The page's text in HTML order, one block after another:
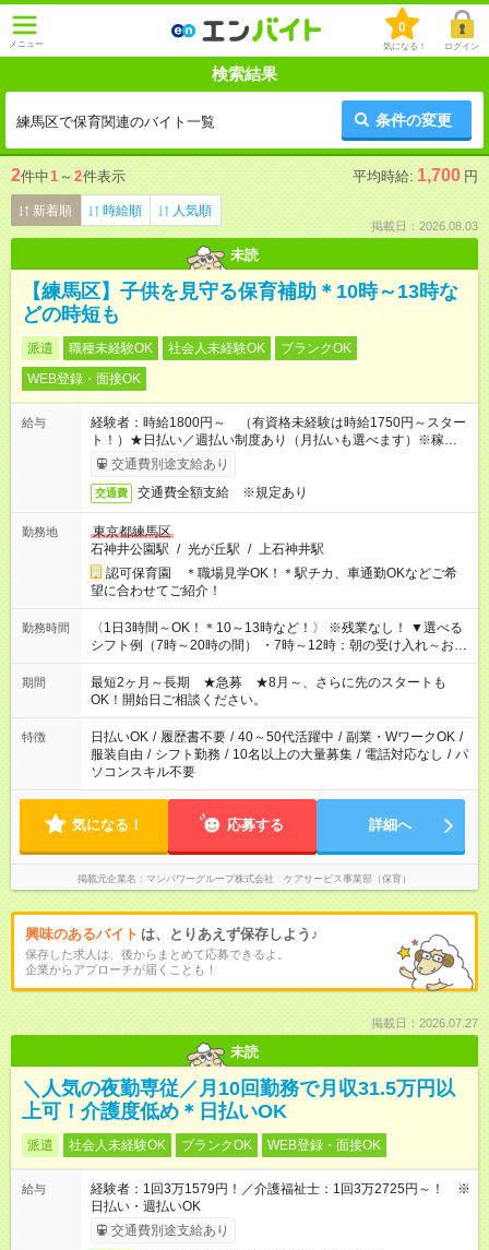
メニュー
0
気になる！ ログイン
検索結果
練馬区で保育関連のバイト一覧 条件の変更
2件中1 ～ 2件表示 平均時給: 1,700 円
新着順 時給順 人気順
掲載日：2026.08.03
未読
【練馬区】子供を見守る保育補助＊10時～13時な
どの時短も
派遣 職種未経験OK 社会人未経験OK
ブランクOK
WEB登録・面接OK
給与
経験者：時給1800円～ （有資格未経験は時給1750円～スター
ト！）★日払い／週払い制度あり（月払いも選べます）※稼働開
始時は手続き完了次第のお支払いとなります★フルタイムできる
方は100円アップ！
交通費別途支給あり
交通費 交通費全額支給 ※規定あり
勤務地
東京都練馬区
石神井公園駅 / 光が丘駅 / 上石神井駅
認可保育園 ＊職場見学OK！＊駅チカ、車通勤OKなどご希
望に合わせてご紹介！
勤務時間
〈1日3時間～OK！＊10～13時など！〉 ※残業なし！ ▼選べる
シフト例（7時～20時の間） ・7時～12時：朝の受け入れ～お昼
の準備 ・10時～13時：園児の見守り～お昼の補助 ・9時～16
時：帰りの会まで！子供の成長を見守る ・15時～20時：夜のお
迎えサポート
期間
最短2ヶ月～長期 ★急募 ★8月～、さらに先のスタートも
OK！開始日ご相談ください。
特徴 日払いOK / 履歴書不要 / 40～50代活躍中 / 副業・WワークOK /
服装自由 / シフト勤務 / 10名以上の大量募集 / 電話対応なし / パ
ソコンスキル不要
気になる！ 応募する 詳細へ
掲載元企業名 マンパワーグループ株式会社 ケアサービス事業部（保育）
興味のあるバイト は、とりあえず保存しよう♪
保存した求人は、後からまとめて応募できるよ。
企業からアプローチが届くことも！
掲載日：2026.07.27
未読
＼人気の夜勤専従／月10回勤務で月収31.5万円以
上可！介護度低め＊日払いOK
派遣 社会人未経験OK ブランクOK WEB登録・面接OK
給与
経験者：1回3万1579円！／介護福祉士：1回3万2725円～！ ※
日払い・週払いOK
交通費別途支給あり